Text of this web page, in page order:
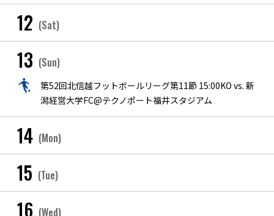
12 (Sat)
13 (Sun)
第52回北信越フットボールリーグ第11節 15:00KO vs. 新
潟経営大学FC@テクノポート福井スタジアム
14 (Mon)
15 (Tue)
16 (Wed)